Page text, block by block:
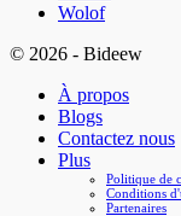
Wolof
© 2026 - Bideew
À propos
Blogs
Contactez nous
Plus
Politique de
Conditions
Partenaires